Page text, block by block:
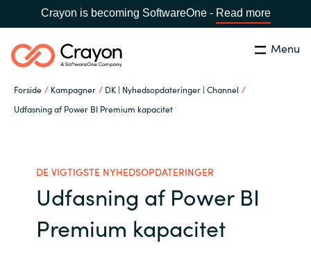
Crayon is becoming SoftwareOne - Read more
Menu
Forside Kampagner
DK | Nyhedsopdateringer | Channel
Udfasning af Power BI Premium kapacitet
Global site
Africa
Søg Luk
Om os
Softwarepartnere
Channel Partner
DE VIGTIGSTE NYHEDSOPDATERINGER
Udfasning af Power BI
Premium kapacitet